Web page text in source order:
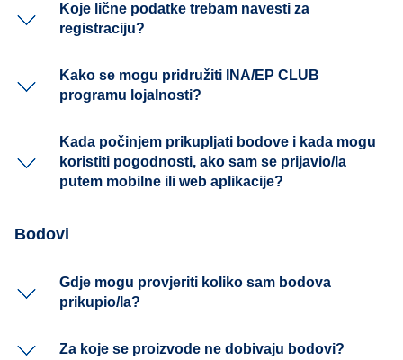
Koje lične podatke trebam navesti za
registraciju?
Kako se mogu pridružiti INA/EP CLUB
programu lojalnosti?
Kada počinjem prikupljati bodove i kada mogu
koristiti pogodnosti, ako sam se prijavio/la
putem mobilne ili web aplikacije?
Bodovi
Gdje mogu provjeriti koliko sam bodova
prikupio/la?
Za koje se proizvode ne dobivaju bodovi?